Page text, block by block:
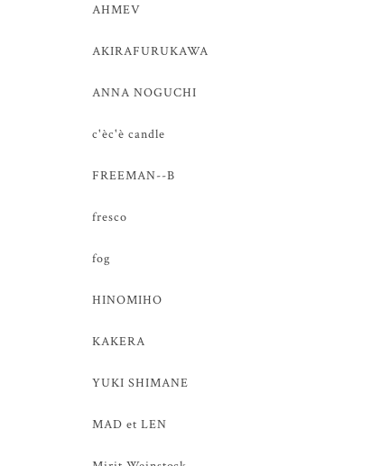
AHMEV
AKIRAFURUKAWA
ANNA NOGUCHI
c'èc'è candle
FREEMAN--B
fresco
fog
HINOMIHO
KAKERA
YUKI SHIMANE
MAD et LEN